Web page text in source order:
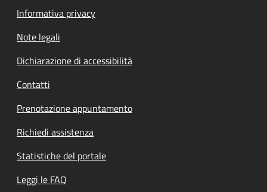
Informativa privacy
Note legali
Dichiarazione di accessibilità
Contatti
Prenotazione appuntamento
Richiedi assistenza
Statistiche del portale
Leggi le FAQ